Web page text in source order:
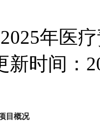
年医
时间：
目概况